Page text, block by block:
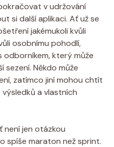
‌v udržování
si další aplikaci. Ať už se
jakémukoli ​kvůli
⁤osobnímu pohodlí,​
⁢který může
Někdo může
zatímco ⁣jiní mohou chtít
a vlastních
není jen otázkou
spíše​ maraton⁢ než sprint.